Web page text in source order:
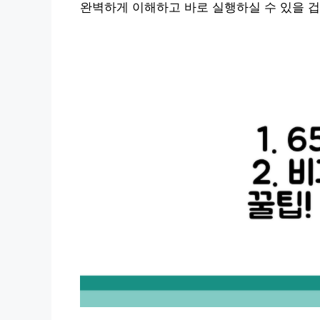
완벽하게 이해하고 바로 실행하실 수 있을